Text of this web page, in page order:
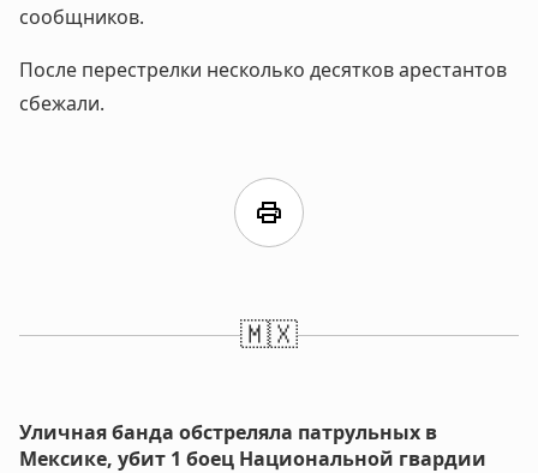
сообщников.
После перестрелки несколько десятков арестантов
сбежали.
print
🇲🇽
Уличная банда обстреляла патрульных в
Мексике, убит 1 боец Национальной гвардии